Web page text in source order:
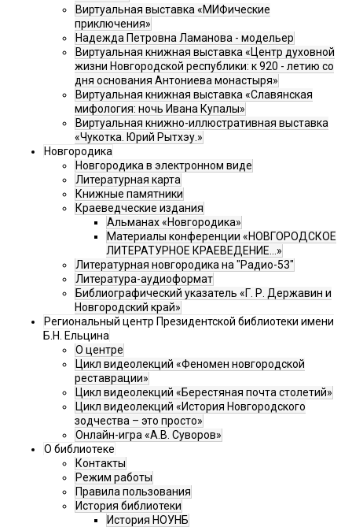
Виртуальная выставка «МИФические
приключения»
Надежда Петровна Ламанова - модельер
Виртуальная книжная выставка «Центр духовной
жизни Новгородской республики: к 920 - летию со
дня основания Антониева монастыря»
Виртуальная книжная выставка «Славянская
мифология: ночь Ивана Купалы»
Виртуальная книжно-иллюстративная выставка
«Чукотка. Юрий Рытхэу.»
Новгородика
Новгородика в электронном виде
Литературная карта
Книжные памятники
Краеведческие издания
Альманах «Новгородика»
Материалы конференции «НОВГОРОДСКОЕ
ЛИТЕРАТУРНОЕ КРАЕВЕДЕНИЕ...»
Литературная новгородика на "Радио-53"
Литература-аудиоформат
Библиографический указатель «Г. Р. Державин и
Новгородский край»
Региональный центр Президентской библиотеки имени
Б.Н. Ельцина
О центре
Цикл видеолекций «Феномен новгородской
реставрации»
Цикл видеолекций «Берестяная почта столетий»
Цикл видеолекций «История Новгородского
зодчества – это просто»
Онлайн-игра «А.В. Суворов»
О библиотеке
Контакты
Режим работы
Правила пользования
История библиотеки
История НОУНБ